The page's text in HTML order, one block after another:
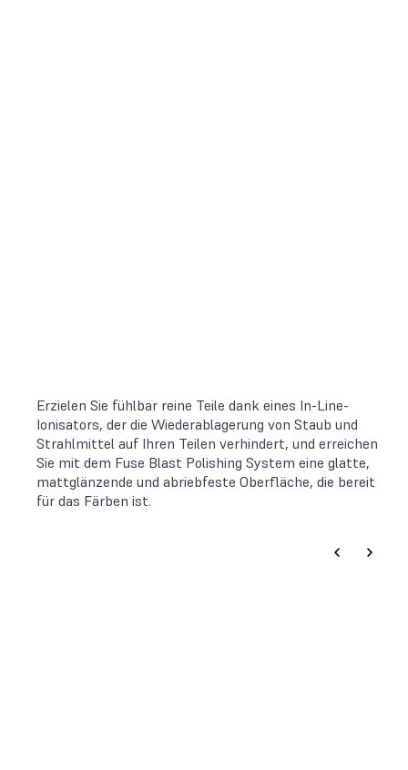
Erzielen Sie fühlbar reine Teile dank eines In-Line-
Ionisators, der die Wiederablagerung von Staub und
Strahlmittel auf Ihren Teilen verhindert, und erreichen
Sie mit dem Fuse Blast Polishing System eine glatte,
mattglänzende und abriebfeste Oberfläche, die bereit
für das Färben ist.